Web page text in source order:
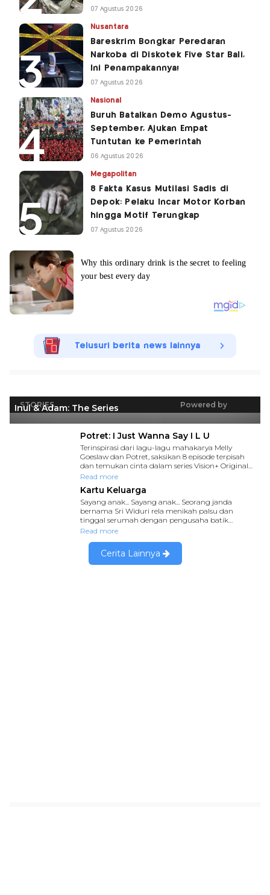
07 Agustus 2026
Nusantara
Bareskrim Bongkar Peredaran
Narkoba di Diskotek Five Star Bali,
Ini Penampakannya!
07 Agustus 2026
Nasional
Buruh Batalkan Demo Agustus-
September, Ajukan Empat
Tuntutan ke Pemerintah
06 Agustus 2026
Megapolitan
8 Fakta Kasus Mutilasi Sadis di
Depok: Pelaku Incar Motor Korban
hingga Motif Terungkap
07 Agustus 2026
Telusuri berita news lainnya